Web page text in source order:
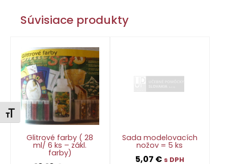
Zmeniť veľkosť písma
treba
označiť,
Súvisiace produkty
Glitrové farby ( 28
ml/ 6 ks – zákl.
farby)
Sada modelovacích
nožov = 5 ks
5,07 € s DPH